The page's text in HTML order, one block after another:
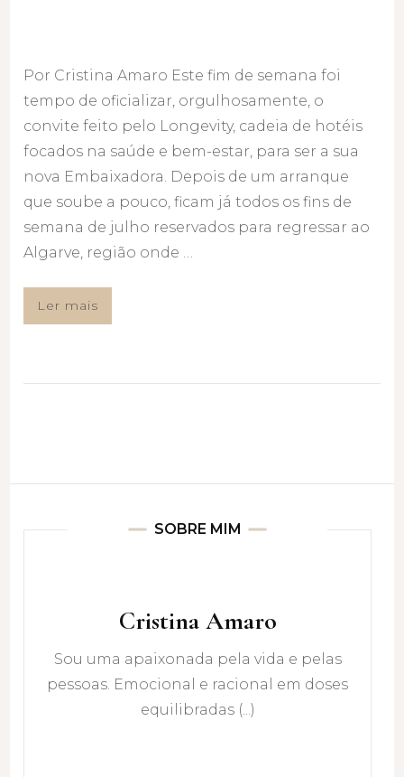
Por Cristina Amaro Este fim de semana foi
tempo de oficializar, orgulhosamente, o
convite feito pelo Longevity, cadeia de hotéis
focados na saúde e bem-estar, para ser a sua
nova Embaixadora. Depois de um arranque
que soube a pouco, ficam já todos os fins de
semana de julho reservados para regressar ao
Algarve, região onde …
Ler mais
SOBRE MIM
Cristina Amaro
Sou uma apaixonada pela vida e pelas
pessoas. Emocional e racional em doses
equilibradas (...)